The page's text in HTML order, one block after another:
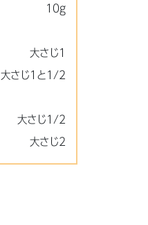
10g
大さじ1
大さじ1と1/2
大さじ1/2
大さじ2